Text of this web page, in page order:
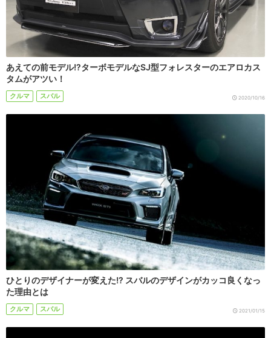
あえての前モデル!?ターボモデルなSJ型フォレスターのエアロカス
タムがアツい！
クルマ スバル 2020/10/16
ひとりのデザイナーが変えた!? スバルのデザインがカッコ良くなっ
た理由とは
クルマ スバル 2021/01/15